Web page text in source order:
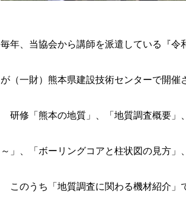
毎年、当協会から講師を派遣している『令
が（一財）熊本県建設技術センターで開催
研修「熊本の地質」、「地質調査概要」
～」、「ボーリングコアと柱状図の見方」
このうち「地質調査に関わる機材紹介」